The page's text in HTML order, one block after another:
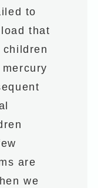
to
that
are
we